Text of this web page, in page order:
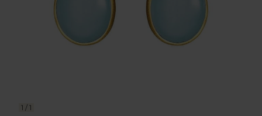
1 / 1